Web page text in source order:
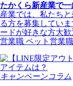
たかくら新産業で
産業では、私たち
る方を募集してい
ードが好きな方大
営業職 ペット営業
キャンペーンコラム